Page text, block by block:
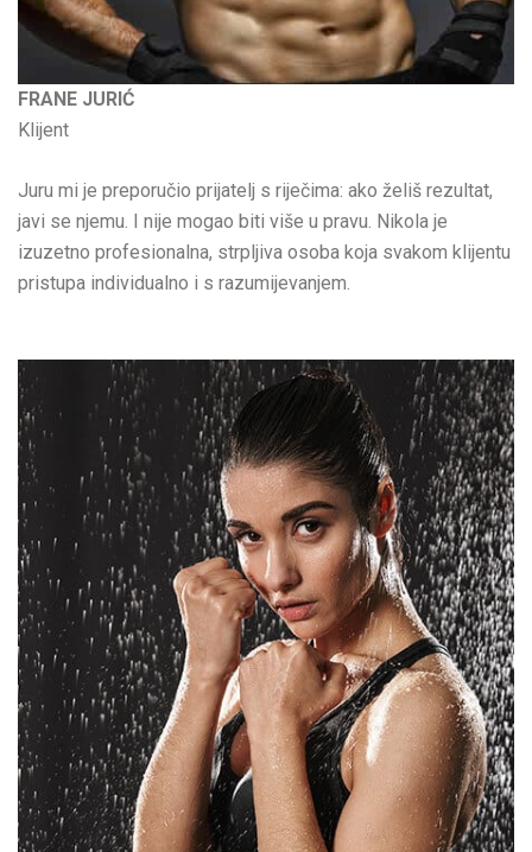
FRANE JURIĆ
Klijent
Juru mi je preporučio prijatelj s riječima: ako želiš rezultat,
javi se njemu. I nije mogao biti više u pravu. Nikola je
izuzetno profesionalna, strpljiva osoba koja svakom klijentu
pristupa individualno i s razumijevanjem.